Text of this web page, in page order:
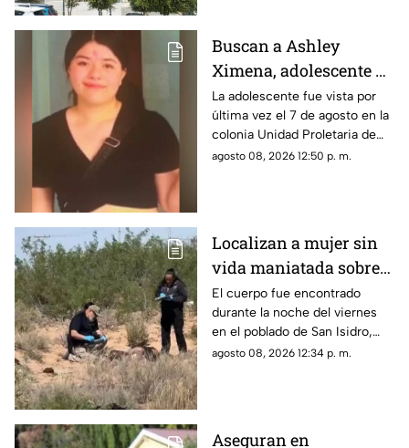
Buscan a Ashley
Ximena, adolescente de
16 años desaparecida
en la colonia Unidad
Proletaria
La adolescente fue vista por
última vez el 7 de agosto en la
colonia Unidad Proletaria de
Chihuahua capital.
agosto 08, 2026 12:50 p. m.
Localizan a mujer sin
vida maniatada sobre
la carretera Juárez-
Porvenir
El cuerpo fue encontrado
durante la noche del viernes
en el poblado de San Isidro,
luego de un reporte anónimo a
agosto 08, 2026 12:34 p. m.
Aseguran en